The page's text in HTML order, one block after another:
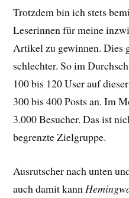
Trotzdem bin ich stets
Leserinnen für meine
Artikel zu gewinnen. Dies
schlechter. So im
100 bis 120 User auf
300 bis 400 Posts an. Im
3.000 Besucher. Das ist
begrenzte Zielgruppe.
Ausrutscher nach unten
auch damit kann